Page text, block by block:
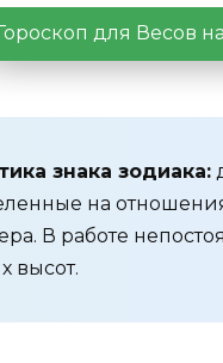
Гороскоп для Весов на
знака зодиака:
на
В работе
высот.